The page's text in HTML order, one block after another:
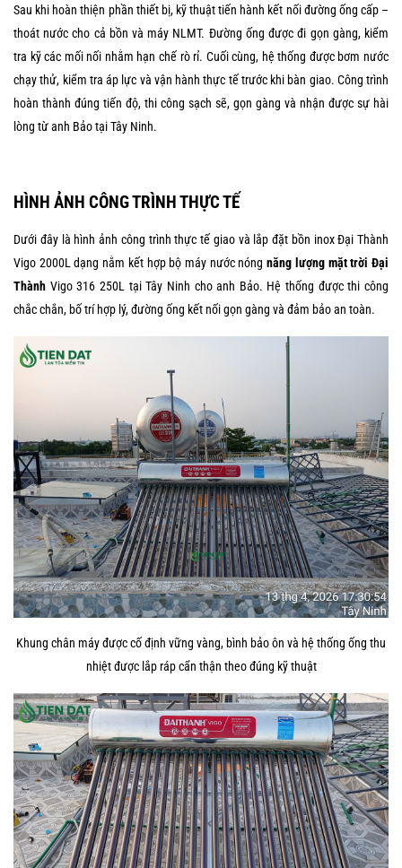
Sau khi hoàn thiện phần thiết bị, kỹ thuật tiến hành kết nối đường ống cấp –
thoát nước cho cả bồn và máy NLMT. Đường ống được đi gọn gàng, kiểm
tra kỹ các mối nối nhằm hạn chế rò rỉ. Cuối cùng, hệ thống được bơm nước
chạy thử, kiểm tra áp lực và vận hành thực tế trước khi bàn giao. Công trình
hoàn thành đúng tiến độ, thi công sạch sẽ, gọn gàng và nhận được sự hài
lòng từ anh Bảo tại Tây Ninh.
HÌNH ẢNH CÔNG TRÌNH THỰC TẾ
Dưới đây là hình ảnh công trình thực tế giao và lắp đặt bồn inox Đại Thành
Vigo 2000L dạng nằm kết hợp bộ máy nước nóngnăng lượng mặt trời Đại
Thành Vigo 316 250L tại Tây Ninh cho anh Bảo. Hệ thống được thi công
chắc chắn, bố trí hợp lý, đường ống kết nối gọn gàng và đảm bảo an toàn.
Khung chân máy được cố định vững vàng, bình bảo ôn và hệ thống ống thu
nhiệt được lắp ráp cẩn thận theo đúng kỹ thuật